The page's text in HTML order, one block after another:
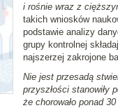
i rośnie wraz z
takich wniosków
podstawie analizy
grupy kontrolnej
najszerzej zakrojone
Nie jest przesadą
przyszłości stanowiły
że chorowało ponad